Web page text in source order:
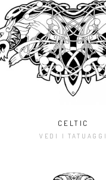
CELTIC
VEDI I TATUAGGI